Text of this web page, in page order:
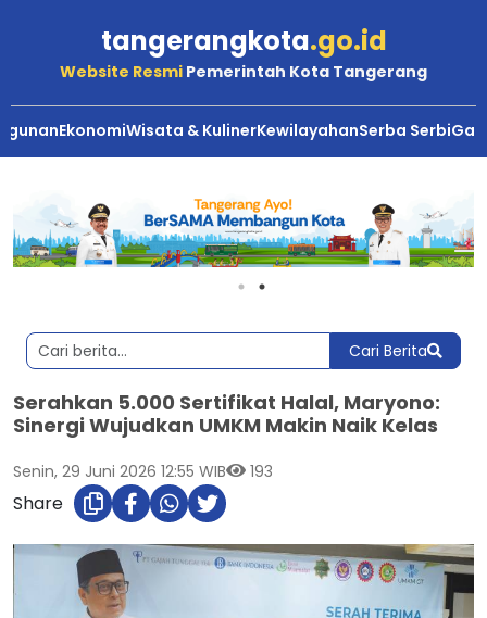
tangerangkota.go.id
Website Resmi Pemerintah Kota Tangerang
EkonomiWisata & KulinerKewilayahanSerba Serbi
Cari Berita
Serahkan 5.000 Sertifikat Halal, Maryono:
Sinergi Wujudkan UMKM Makin Naik Kelas
Senin, 29 Juni 2026 12:55 WIB 193
Share